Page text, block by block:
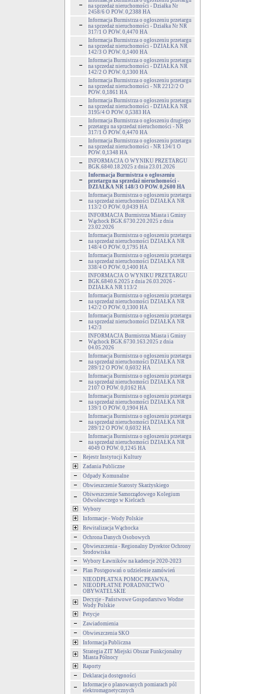
na sprzedaż nieruchomości - Działka Nr
2458/6 O POW. 0,2388 HA
Informacja Burmistrza o ogłoszeniu przetargu
na sprzedaż nieruchomości - Działka Nr NR
317/1 O POW. 0,4470 HA
Informacja Burmistrza o ogłoszeniu przetargu
na sprzedaż nieruchomości - DZIAŁKA NR
142/3 O POW. 0,1400 HA
Informacja Burmistrza o ogłoszeniu przetargu
na sprzedaż nieruchomości - DZIAŁKA NR
142/2 O POW. 0,1300 HA
Informacja Burmistrza o ogłoszeniu przetargu
na sprzedaż nieruchomości - NR 2212/2 O
POW. 0,1861 HA
Informacja Burmistrza o ogłoszeniu przetargu
na sprzedaż nieruchomości - DZIAŁKA NR
3195/4 O POW. 0,5383 HA
Informacja Burmistrza o ogłoszeniu drugiego
przetargu na sprzedaż nieruchomości - NR
317/1 O POW. 0,4470 HA
Informacja Burmistrza o ogłoszeniu przetargu
na sprzedaż nieruchomości - NR 134/1 O
POW. 0,1348 HA
INFORMACJA O WYNIKU PRZETARGU
BGK.6840.18.2025 z dnia 23.01.2026
Informacja Burmistrza o ogłoszeniu
przetargu na sprzedaż nieruchomości -
DZIAŁKA NR 148/3 O POW. 0,2600 HA
Informacja Burmistrza o ogłoszeniu przetargu
na sprzedaż nieruchomości DZIAŁKA NR
113/2 O POW. 0,0439 HA
INFORMACJA Burmistrza Miasta i Gminy
Wąchock BGK.6730.220.2025 z dnia
23.02.2026
Informacja Burmistrza o ogłoszeniu przetargu
na sprzedaż nieruchomości DZIAŁKA NR
148/4 O POW. 0,1795 HA
Informacja Burmistrza o ogłoszeniu przetargu
na sprzedaż nieruchomości DZIAŁKA NR
338/4 O POW. 0,1400 HA
INFORMACJA O WYNIKU PRZETARGU
BGK.6840.6.2025 z dnia 26.03.2026 -
DZIAŁKA NR 113/2
Informacja Burmistrza o ogłoszeniu przetargu
na sprzedaż nieruchomości DZIAŁKA NR
142/2 O POW. 0,1300 HA
Informacja Burmistrza o ogłoszeniu przetargu
na sprzedaż nieruchomości DZIAŁKA NR
142/3
INFORMACJA Burmistrza Miasta i Gminy
Wąchock BGK.6730.163.2025 z dnia
04.05.2026
Informacja Burmistrza o ogłoszeniu przetargu
na sprzedaż nieruchomości DZIAŁKA NR
289/12 O POW. 0,6032 HA
Informacja Burmistrza o ogłoszeniu przetargu
na sprzedaż nieruchomości DZIAŁKA NR
2107 O POW. 0,0162 HA
Informacja Burmistrza o ogłoszeniu przetargu
na sprzedaż nieruchomości DZIAŁKA NR
139/1 O POW. 0,1904 HA
Informacja Burmistrza o ogłoszeniu przetargu
na sprzedaż nieruchomości DZIAŁKA NR
289/12 O POW. 0,6032 HA
Informacja Burmistrza o ogłoszeniu przetargu
na sprzedaż nieruchomości DZIAŁKA NR
4049 O POW. 0,1245 HA
Rejestr Instytucji Kultury
Zadania Publiczne
Odpady Komunalne
Obwieszczenie Starosty Skarżyskiego
Obiweszczenie Samorządowego Kolegium
Odwoławczego w Kielcach
Wybory
Informacje - Wody Polskie
Rewitalizacja Wąchocka
Ochrona Danych Osobowych
Obwieszczenia - Regionalny Dyrektor Ochrony
Środowiska
Wybory Ławników na kadencje 2020-2023
Plan Postępowań o udzielenie zamówień
NIEODPŁATNA POMOC PRAWNA,
NIEODPŁATNE PORADNICTWO
OBYWATELSKIE
Decyzje - Państwowe Gospodarstwo Wodne
Wody Polskie
Petycje
Zawiadomienia
Obwieszczenia SKO
Informacja Publiczna
Strategia ZIT Miejski Obszar Funkcjonalny
Miasta Północy
Raporty
Deklaracja dostępności
Informacje o planowanych pomiarach pól
elektromagnetycznych